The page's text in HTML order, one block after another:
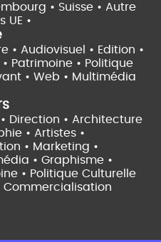
• Suisse • Autre
UE •
• Audiovisuel • Edition •
Patrimoine • Politique
• Web • Multimédia
Direction • Architecture
• Artistes •
• Marketing •
• Graphisme •
• Politique Culturelle
Commercialisation